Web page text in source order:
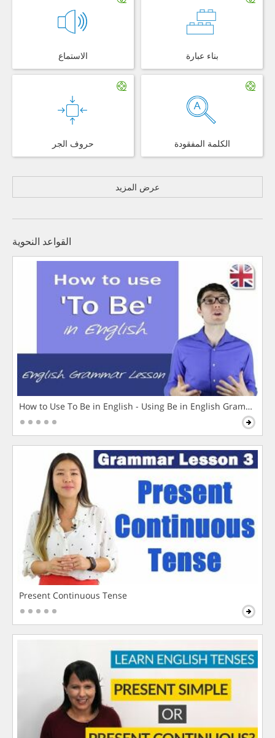
الاستماع بناء عبارة
حروف الجر الكلمة المفقودة
عرض المزيد
القواعد النحوية
How to Use To Be in English - Using Be in English Grammar
Present Continuous Tense